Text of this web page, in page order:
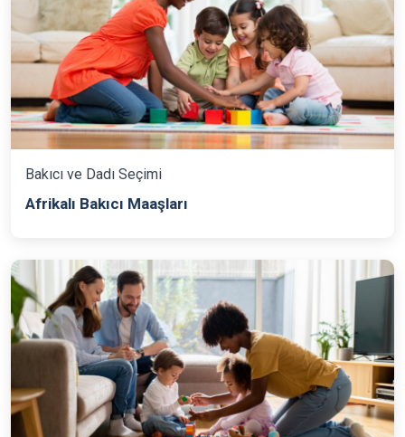
Bakıcı ve Dadı Seçimi
Afrikalı Bakıcı Maaşları